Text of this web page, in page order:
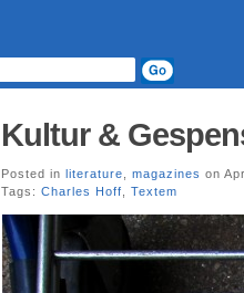
Kultur &
Posted in literature magazines on
Tags: Charles Hoff Textem